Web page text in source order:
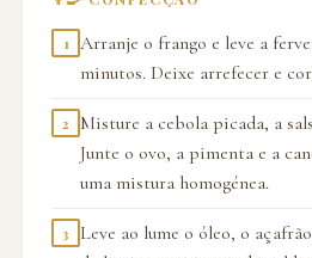
1
Arranje o frango e leve a
minutos. Deixe arrefecer e
2
Misture a cebola picada, a
Junte o ovo, a pimenta e a
uma mistura homogénea.
3
Leve ao lume o óleo, o